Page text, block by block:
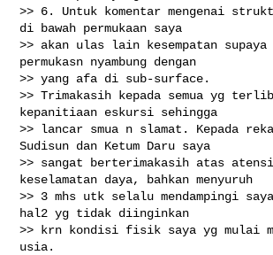
>> 6. Untuk komentar mengenai
di bawah permukaan saya
>> akan ulas lain kesempatan
permukasn nyambung dengan
>> yang afa di sub-surface.
>> Trimakasih kepada semua yg
kepanitiaan eskursi sehingga
>> lancar smua n slamat. Kepada
Sudisun dan Ketum Daru saya
>> sangat berterimakasih atas
keselamatan daya, bahkan menyuruh
>> 3 mhs utk selalu mendampingi
hal2 yg tidak diinginkan
>> krn kondisi fisik saya yg mulai
usia.